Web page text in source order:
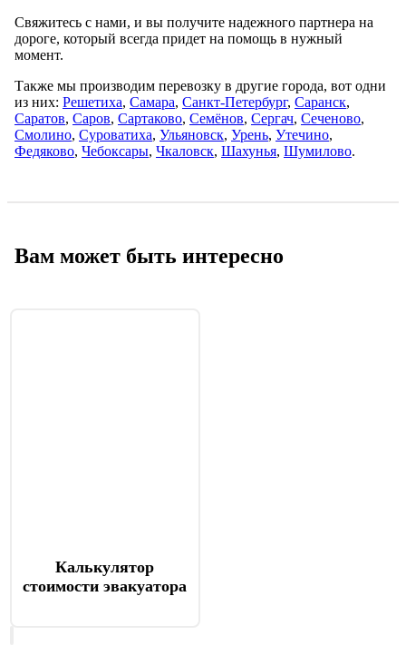
Свяжитесь с нами, и вы получите надежного партнера на
дороге, который всегда придет на помощь в нужный
момент.
Также мы производим перевозку в другие города, вот одни
из них: Решетиха, Самара, Санкт-Петербург, Саранск,
Саратов, Саров, Сартаково, Семёнов, Сергач, Сеченово,
Смолино, Суроватиха, Ульяновск, Урень, Утечино,
Федяково, Чебоксары, Чкaловск, Шахунья, Шумилово.
Вам может быть интересно
Калькулятор
стоимости эвакуатора